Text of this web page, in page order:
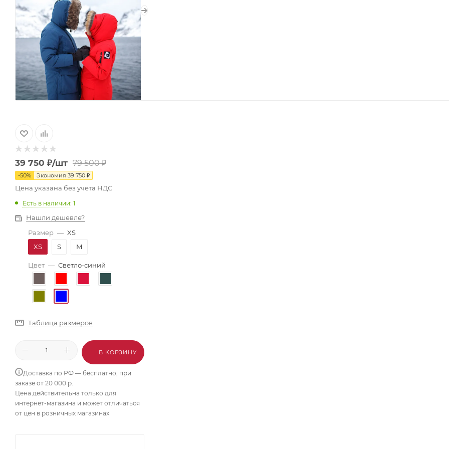
39 750 ₽/шт 79 500₽
-50% Экономия 39 750 ₽
Цена указана без учета НДС
Есть в наличии: 1
Нашли дешевле?
Размер — XS
XS
S M
Цвет — Светло-синий
Таблица размеров
В КОРЗИНУ
Доставка по РФ — бесплатно, при
заказе от 20 000 р.
Цена действительна только для
интернет-магазина и может отличаться
от цен в розничных магазинах